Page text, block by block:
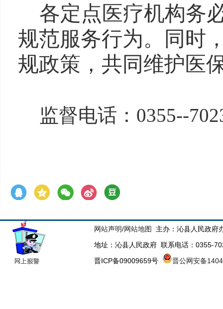
各定点医疗机构务
规范服务行为。同时
规政策，共同维护医
监督电话： 0355--
网站声明/网站地图
主办：沁县人民政府
地址：沁县人民政府 联系电话：0355-
晋ICP备09009659号
晋公网安备